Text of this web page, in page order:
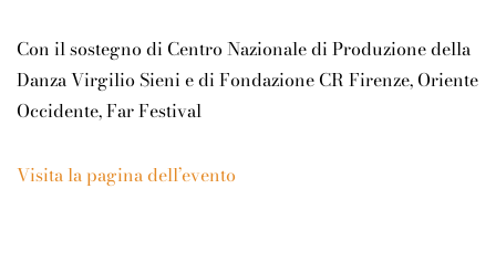
Con il sostegno di Centro Nazionale di Produzione della
Danza Virgilio Sieni e di Fondazione CR Firenze, Oriente
Occidente, Far Festival
Visita la pagina dell’evento